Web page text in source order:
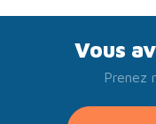
Vous
Prenez